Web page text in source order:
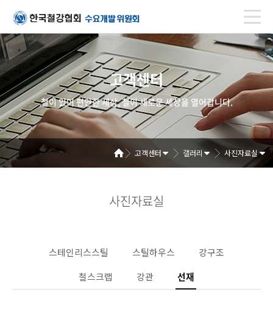
고객센터
철이 있어 편안한 세상, 철이 새로운 세상을 열어갑니다.
고객센터 갤러리 사진자료실
사진자료실
스테인리스스틸 스틸하우스
강구조
철스크랩
강관 선재